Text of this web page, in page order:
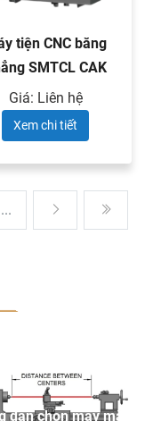
tiện CNC băng
SMTCL CAK
series
Giá: Liên hệ
Xem chi tiết
...
dẫn chọn máy mài